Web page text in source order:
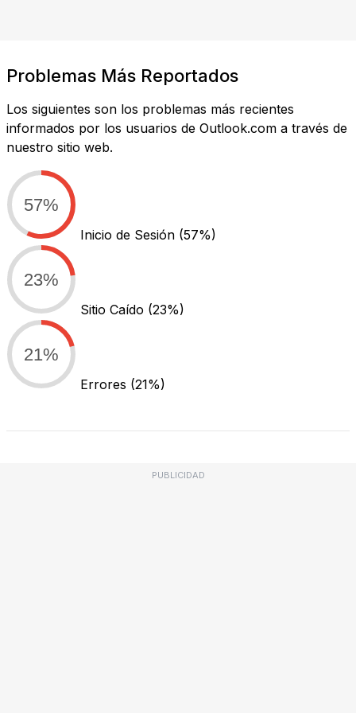
Problemas Más Reportados
Los siguientes son los problemas más recientes
informados por los usuarios de Outlook.com a través de
nuestro sitio web.
57%
Inicio de Sesión (57%)
23%
Sitio Caído (23%)
21%
Errores (21%)
PUBLICIDAD